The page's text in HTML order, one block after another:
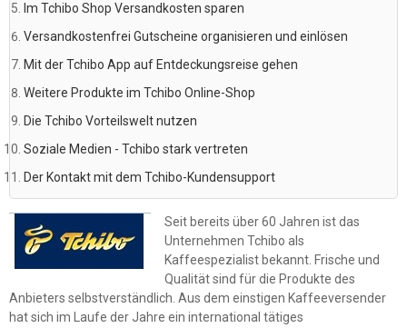
Im Tchibo Shop Versandkosten sparen
Versandkostenfrei Gutscheine organisieren und einlösen
Mit der Tchibo App auf Entdeckungsreise gehen
Weitere Produkte im Tchibo Online-Shop
Die Tchibo Vorteilswelt nutzen
Soziale Medien - Tchibo stark vertreten
Der Kontakt mit dem Tchibo-Kundensupport
Seit bereits über 60 Jahren ist das
Unternehmen Tchibo als
Kaffeespezialist bekannt. Frische und
Qualität sind für die Produkte des
Anbieters selbstverständlich. Aus dem einstigen Kaffeeversender
hat sich im Laufe der Jahre ein international tätiges